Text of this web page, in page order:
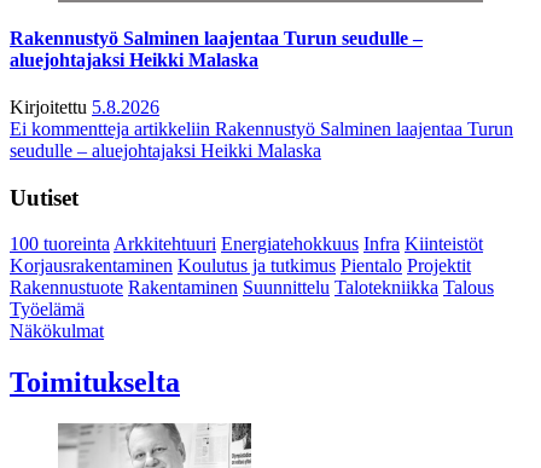
Rakennustyö Salminen laajentaa Turun seudulle –
aluejohtajaksi Heikki Malaska
Kirjoitettu 5.8.2026
Ei kommentteja artikkeliin Rakennustyö Salminen laajentaa Turun
seudulle – aluejohtajaksi Heikki Malaska
Uutiset
100 tuoreintaArkkitehtuuri Energiatehokkuus Infra Kiinteistöt
Korjausrakentaminen Koulutus ja tutkimus Pientalo Projektit
Rakennustuote Rakentaminen Suunnittelu Talotekniikka Talous
Työelämä
Näkökulmat
Toimitukselta